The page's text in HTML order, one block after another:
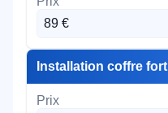
89 €
Installation coffre fort